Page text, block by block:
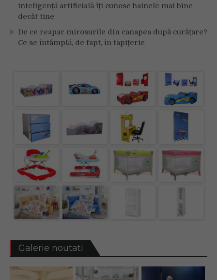
inteligență artificială îți cunosc hainele mai bine
decât tine
De ce reapar mirosurile din canapea după curățare?
Ce se întâmplă, de fapt, în tapițerie
Galerie noutati